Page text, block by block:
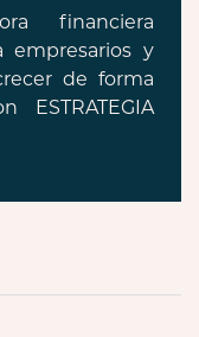
financiera
empresarios y
de forma